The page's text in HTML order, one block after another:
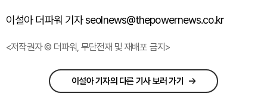
이설아 더파워 기자 seolnews@thepowernews.co.kr
<저작권자 © 더파워, 무단전재 및 재배포 금지>
이설아 기자의 다른 기사 보러 가기